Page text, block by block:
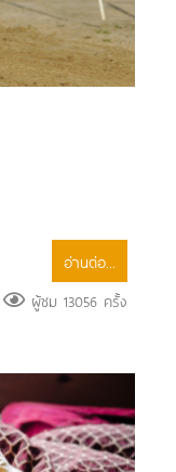
อ่านต่อ...
ผู้ชม 13056 ครั้ง